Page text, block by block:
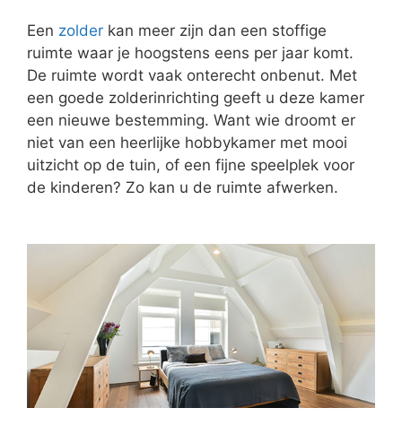
Een zolder kan meer zijn dan een stoffige
ruimte waar je hoogstens eens per jaar komt.
De ruimte wordt vaak onterecht onbenut. Met
een goede zolderinrichting geeft u deze kamer
een nieuwe bestemming. Want wie droomt er
niet van een heerlijke hobbykamer met mooi
uitzicht op de tuin, of een fijne speelplek voor
de kinderen? Zo kan u de ruimte afwerken.